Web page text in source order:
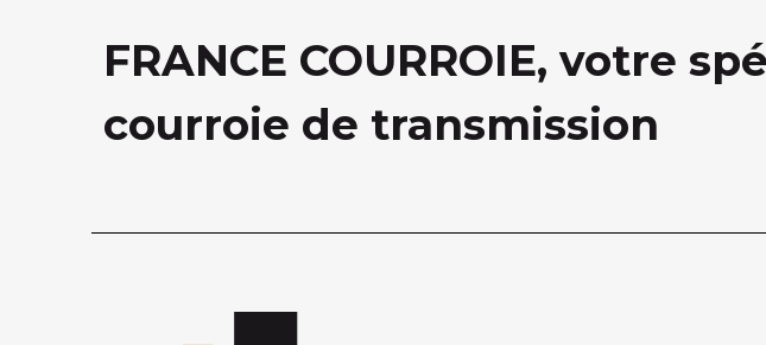
FRANCE COURROIE, votre
courroie de transmission